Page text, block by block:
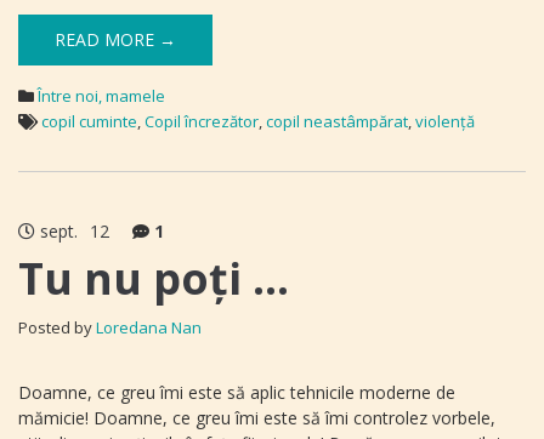
READ MORE →
Între noi, mamele
copil cuminte,Copil încrezător,copil neastâmpărat,violenţă
sept. 12 1
Tu nu poţi …
Posted byLoredana Nan
Doamne, ce greu îmi este să aplic tehnicile moderne de
mămicie! Doamne, ce greu îmi este să îmi controlez vorbele,